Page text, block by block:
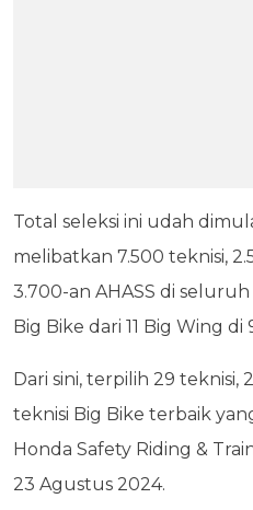
Total seleksi ini udah
melibatkan 7.500 teknisi,
3.700-an AHASS di
Big Bike dari 11 Big Wing di
Dari sini, terpilih 29 teknisi,
teknisi Big Bike terbaik
Honda Safety Riding &
23 Agustus 2024.